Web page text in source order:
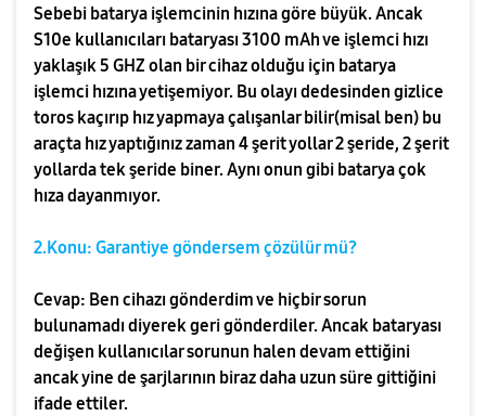
Sebebi batarya işlemcinin hızına göre büyük. Ancak
S10e kullanıcıları bataryası 3100 mAh ve işlemci hızı
yaklaşık 5 GHZ olan bir cihaz olduğu için batarya
işlemci hızına yetişemiyor. Bu olayı dedesinden gizlice
toros kaçırıp hız yapmaya çalışanlar bilir(misal ben) bu
araçta hız yaptığınız zaman 4 şerit yollar 2 şeride, 2 şerit
yollarda tek şeride biner. Aynı onun gibi batarya çok
hıza dayanmıyor.
2.Konu: Garantiye göndersem çözülür mü?
Cevap: Ben cihazı gönderdim ve hiçbir sorun
bulunamadı diyerek geri gönderdiler. Ancak bataryası
değişen kullanıcılar sorunun halen devam ettiğini
ancak yine de şarjlarının biraz daha uzun süre gittiğini
ifade ettiler.